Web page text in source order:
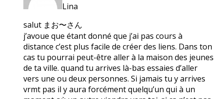
Lina
salut まお〜さん
j’avoue que étant donné que j’ai pas cours à
distance c’est plus facile de créer des liens. Dans ton
cas tu pourrai peut-être aller à la maison des jeunes
de ta ville. quand tu arrives là-bas essaies d’aller
vers une ou deux personnes. Si jamais tu y arrives
vrmt pas il y aura forcément quelqu’un qui à un